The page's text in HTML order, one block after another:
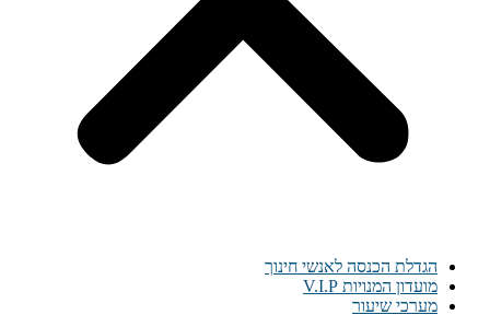
הגדלת הכנסה לאנשי חינוך
מועדון המנויות V.I.P
מערכי שיעור